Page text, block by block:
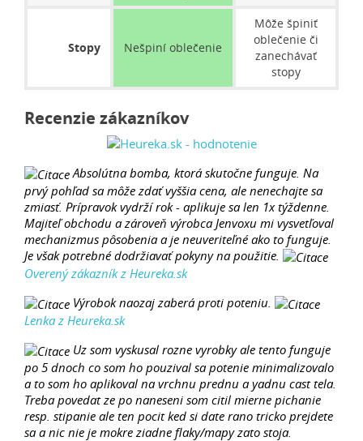
Stopy Nešpiní oblečenie
Môže špiniť
oblečenie či
zanechávať
stopy
Recenzie zákazníkov
Absolútna bomba, ktorá skutočne funguje. Na
prvý pohľad sa môže zdať vyššia cena, ale nenechajte sa
zmiasť. Prípravok vydrží rok - aplikuje sa len 1x týždenne.
Majiteľ obchodu a zároveň výrobca Jenvoxu mi vysvetľoval
mechanizmus pôsobenia a je neuveriteľné ako to funguje.
Je však potrebné dodržiavať pokyny na použitie.
Overený zákazník z Heureka.sk
Výrobok naozaj zaberá proti poteniu.
Lenka z Heureka.sk
Uz som vyskusal rozne vyrobky ale tento funguje
po 5 dnoch co som ho pouzival sa potenie minimalizovalo
a to som ho aplikoval na vrchnu prednu a yadnu cast tela.
Treba povedat ze po naneseni som citil mierne pichanie
resp. stipanie ale ten pocit ked si date rano tricko prejdete
sa a nic nie je mokre ziadne flaky/mapy zato stoja.